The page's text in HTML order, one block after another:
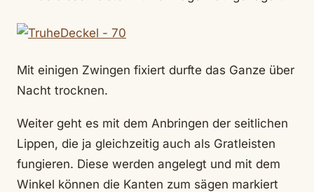
Mit einigen Zwingen fixiert durfte das Ganze über
Nacht trocknen.
Weiter geht es mit dem Anbringen der seitlichen
Lippen, die ja gleichzeitig auch als Gratleisten
fungieren. Diese werden angelegt und mit dem
Winkel können die Kanten zum sägen markiert